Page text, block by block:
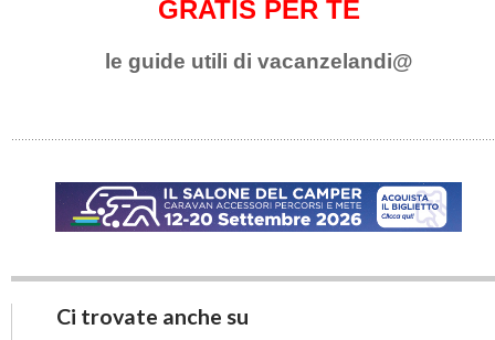
GRATIS PER TE
le guide utili di vacanzelandi@
Ci trovate anche su